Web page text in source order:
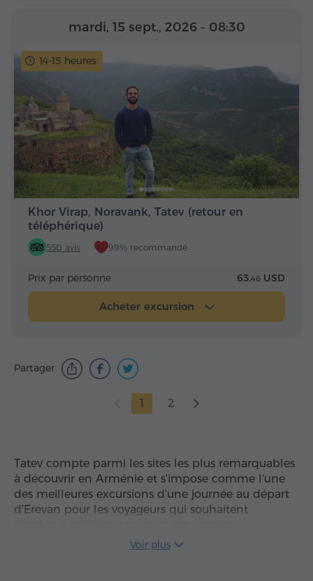
14-15 heures
Khor Virap, Noravank, Tatev (retour en
téléphérique)
550 avis 99% recommandé
mardi, 15 sept., 2026 - 08:30
Prix par personne 63.46 USD
Acheter excursion
Partager
1 2
Tatev compte parmi les sites les plus remarquables
à découvrir en Arménie et s'impose comme l'une
des meilleures excursions d'une journée au départ
d'Erevan pour les voyageurs qui souhaitent
inoubliables. Le point fort de l'itinéraire est
Voir plus